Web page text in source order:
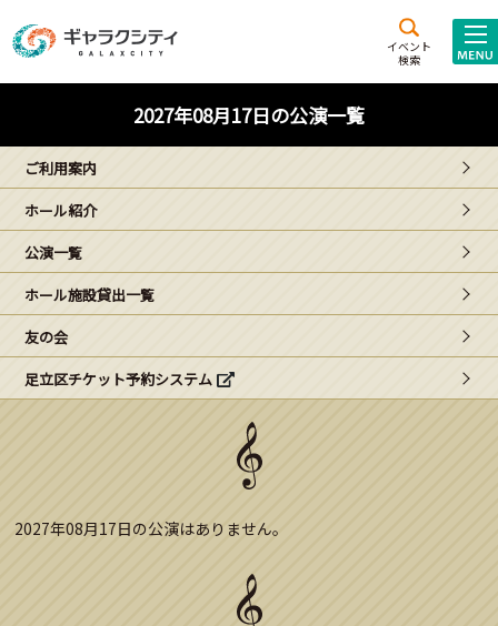
イベント
検索
施設案内
西新井
文化ホール
ギャラクシティとは
こどもみーてぃんぐ
Gがくえん
ブランドからのお知らせ
2027年08月17日の公演一覧
ご利用案内
ホール紹介
公演一覧
ホール施設貸出一覧
友の会
足立区チケット予約システム
2027年08月17日の公演はありません。